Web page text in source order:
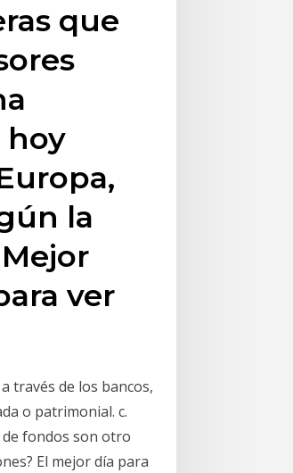
que
hoy
la
ver
través de los bancos,
o patrimonial. c.
fondos son otro
El mejor día para